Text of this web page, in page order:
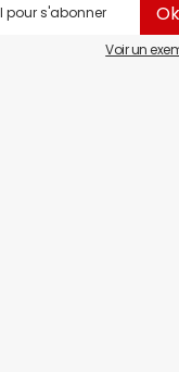
Voir un